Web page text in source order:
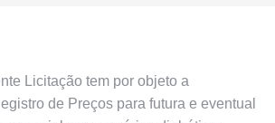
Licitação tem por objeto a
de Preços para futura e eventual